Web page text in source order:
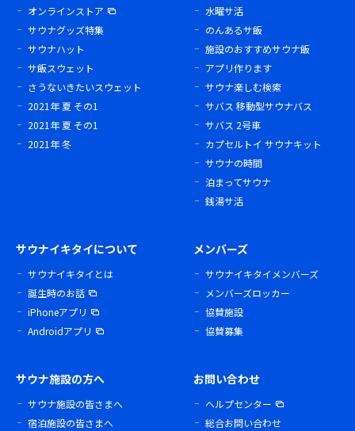
オンラインストア
サウナグッズ特集
サウナハット
サ飯スウェット
さうないきたいスウェット
2021年 夏 その1
2021年 夏 その1
2021年 冬
水曜サ活
のんあるサ飯
施設のおすすめサウナ飯
アプリ作ります
サウナ楽しむ検索
サバス 移動型サウナバス
サバス 2号車
カプセルトイ サウナキット
サウナの時間
泊まってサウナ
銭湯サ活
サウナイキタイについて
サウナイキタイとは
誕生時のお話
iPhoneアプリ
Androidアプリ
メンバーズ
サウナイキタイメンバーズ
メンバーズロッカー
協賛施設
協賛募集
サウナ施設の方へ
サウナ施設の皆さまへ
宿泊施設の皆さまへ
お問い合わせ
ヘルプセンター
総合お問い合わせ